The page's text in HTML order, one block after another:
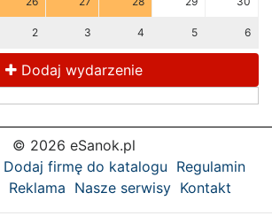
2 3 4 5 6
Dodaj wydarzenie
© 2026 eSanok.pl
Dodaj firmę do katalogu Regulamin
Reklama Nasze serwisy Kontakt